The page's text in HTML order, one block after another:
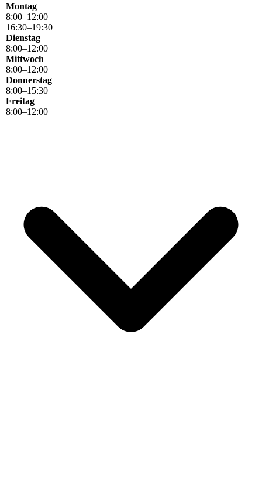
Montag
8:00–12:00
16:30–19:30
Dienstag
8:00–12:00
Mittwoch
8:00–12:00
Donnerstag
8:00–15:30
Freitag
8:00–12:00